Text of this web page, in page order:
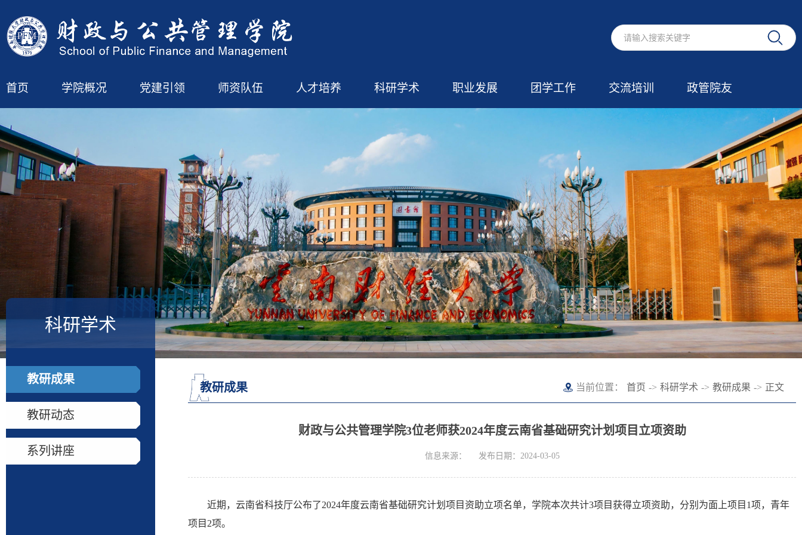
首页 学院概况 党建引领 师资队伍 人才培养 科研学术 职业发展 团学工作 交流培训 政管院友
科研学术
教研成果
教研动态
系列讲座
教研成果 当前位置： 首页 -> 科研学术 -> 教研成果 -> 正文
财政与公共管理学院3位老师获2024年度云南省基础研究计划项目立项资助
信息来源： 发布日期：2024-03-05
近期，云南省科技厅公布了2024年度云南省基础研究计划项目资助立项名单，学院本次共计3项目获得立项资助，分别为面上项目1项，青年
项目2项。